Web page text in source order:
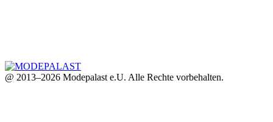
@ 2013–2026 Modepalast e.U. Alle Rechte vorbehalten.